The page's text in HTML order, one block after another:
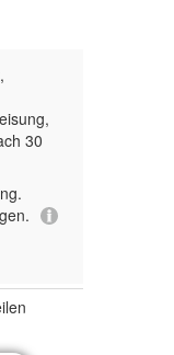
30